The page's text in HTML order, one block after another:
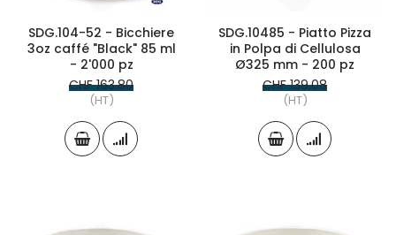
SDG.104-52 - Bicchiere
3oz caffé "Black" 85 ml
- 2'000 pz
CHF 163.80
(HT)
SDG.10485 - Piatto Pizza
in Polpa di Cellulosa
Ø325 mm - 200 pz
CHF 139.08
(HT)